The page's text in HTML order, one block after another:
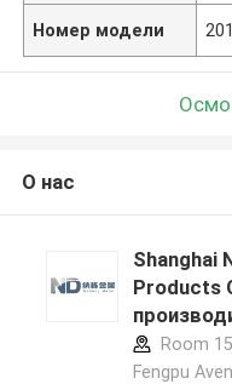
Номер модели 201
О нас
Shanghai
Products
Room
Fengpu